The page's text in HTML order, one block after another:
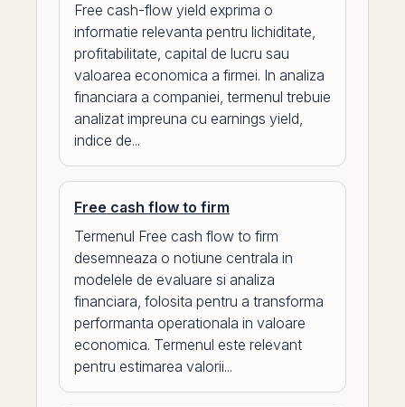
Free cash-flow yield exprima o
informatie relevanta pentru lichiditate,
profitabilitate, capital de lucru sau
valoarea economica a firmei. In analiza
financiara a companiei, termenul trebuie
analizat impreuna cu earnings yield,
indice de...
Free cash flow to firm
Termenul Free cash flow to firm
desemneaza o notiune centrala in
modelele de evaluare si analiza
financiara, folosita pentru a transforma
performanta operationala in valoare
economica. Termenul este relevant
pentru estimarea valorii...